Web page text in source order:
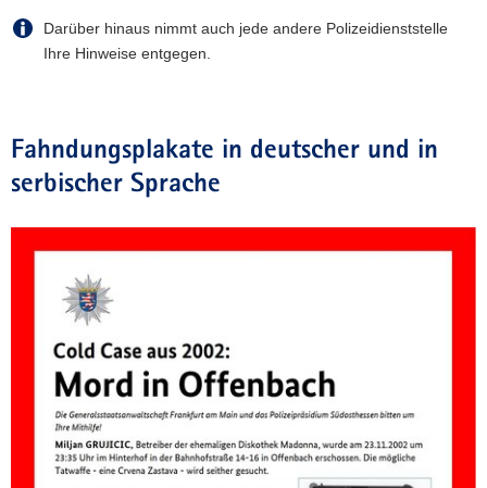
Darüber hinaus nimmt auch jede andere Polizeidienststelle
Ihre Hinweise entgegen.
Fahndungsplakate in deutscher und in
serbischer Sprache